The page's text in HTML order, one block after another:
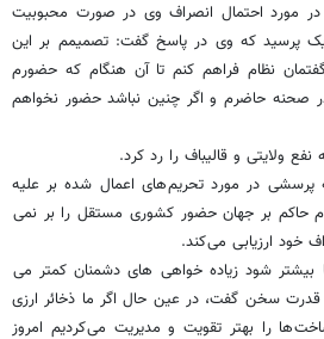
در مورد احتمال انصراف وی در صورت محبوبیت
یک پرسید که وی در پاسخ گفت: تصمیمم بر این
نظام فراهم کنم تا آن هنگام که حضورم
صحنه حاضرم و اگر چنین نباشد حضور نخواهم
ولایتی و قالیباف را رد کرد.
در مورد تحریم های اعمال شده بر علیه
حاکم بر جهان حضور کشوری مستقل را بر نمی
خود ارزیابی می کند.
بیشتر شود زیاده خواهی های دشمنان کمتر می
قدرت سخن گفت، در عین حال اگر ما ذخائر ارزی
ها را بهتر تقویت و مدیریت می کردیم امروز